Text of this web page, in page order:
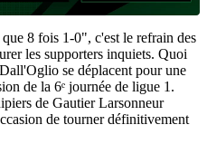
que 8 fois 1-0", c'est le refrain des
les supporters inquiets. Quoi
se déplacent pour une
de la 6ᵉ journée de ligue 1.
de Gautier Larsonneur
de tourner définitivement